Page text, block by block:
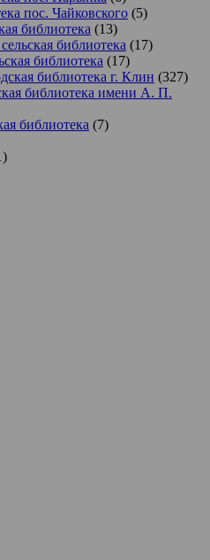
пос. Чайковского (5)
библиотека (13)
библиотека (17)
библиотека (17)
библиотека г. Клин (327)
библиотека имени А. П.
библиотека (7)